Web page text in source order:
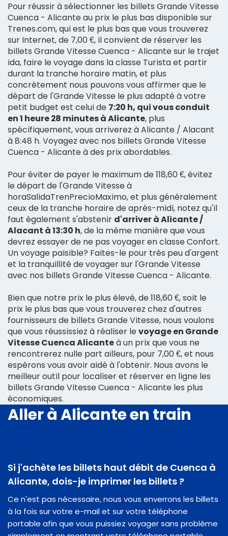
Pour réussir à sélectionner les billets Grande Vitesse
Cuenca - Alicante au prix le plus bas disponible sur
Trenes.com, qui est le plus bas que vous trouverez
sur Internet, de 7,00 €, il convient de réserver les
billets Grande Vitesse Cuenca - Alicante sur le trajet
ida, faire le voyage dans la classe Turista et partir
durant la tranche horaire matin, et plus
concrètement nous pouvons vous affirmer que le
départ de l'Grande Vitesse le plus adapté à votre
petit budget est celui de 7:20 h, qui vous conduit
en 1 heure 28 minutes à Alicante, plus
spécifiquement, vous arriverez à Alicante / Alacant
à 8:48 h. Voyagez avec nos billets Grande Vitesse
Cuenca - Alicante à des prix abordables.
Pour éviter de payer le maximum de 118,60 €, évitez
le départ de l'Grande Vitesse à
horaSalidaTrenPrecioMaximo, et plus généralement
ceux de la tranche horaire de après-midi, notez qu'il
faut également s'abstenir d'arriver à Alicante /
Alacant à 13:30 h, de la même manière que vous
devrez essayer de ne pas voyager en classe Confort.
Un voyage paisible? Faites-le pour très peu d'argent
et la tranquillité de voyager sur l'Grande Vitesse
avec nos billets Grande Vitesse Cuenca - Alicante.
Bien que notre prix le plus élevé, de 118,60 €, soit le
prix le plus bas que vous trouverez chez d'autres
fournisseurs de billets Grande Vitesse, nous voulons
que vous réussissiez à réaliser levoyage en Grande
Vitesse Cuenca Alicanteà un prix que vous ne
rencontrerez nulle part ailleurs, pour 7,00 €, et nous
espérons vous avoir aidé à l'obtenir. Nous avons le
meilleur outil pour localiser et réserver en ligne les
billets Grande Vitesse Cuenca - Alicante les plus
économiques.
Aller à Alicante en train
Si j'achète les billets haut débit de Cuenca à
Alicante, dois-je imprimer les billets ?
Ce n'est pas nécessaire, nous vous enverrons les billets
à la fois sur votre e-mail et sur votre téléphone
portable afin que vous puissiez voyager sans problème